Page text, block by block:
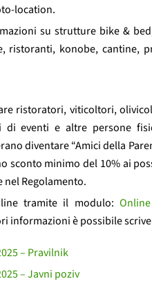
location.
su strutture bike &
ristoranti, konobe, cantine,
ristoratori, viticoltori,
di eventi e altre persone
diventare “Amici della
sconto minimo del 10% ai
Regolamento.
tramite il modulo:
informazioni è possibile
– Pravilnik
– Javni poziv